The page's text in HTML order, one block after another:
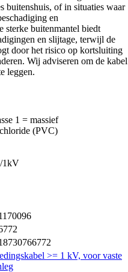
buitenshuis, of in situaties waar
en
sterke buitenmantel biedt
en slijtage, terwijl de
door het risico op kortsluiting
Wij adviseren om de kabel
leggen.
1 = massief
(PVC)
1kV
>= 1 kV, voor vaste